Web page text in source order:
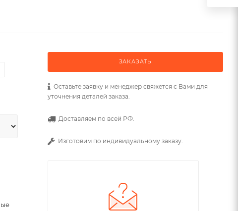
ЗАКАЗАТЬ
Оставьте заявку и менеджер свяжется с Вами для
уточнения деталей заказа.
Доставляем по всей РФ.
Изготовим по индивидуальному заказу.